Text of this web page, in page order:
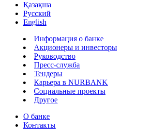
Қазақша
Русский
English
Информация о банке
Акционеры и инвесторы
Руководство
Пресс-служба
Тендеры
Карьера в NURBANK
Социальные проекты
Другое
О банке
Контакты